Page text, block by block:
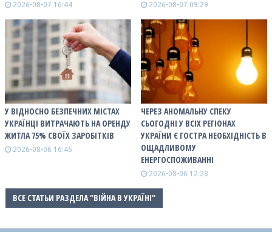
2026-08-07 16:44 2026-08-07 09:29
У ВІДНОСНО БЕЗПЕЧНИХ МІСТАХ
УКРАЇНЦІ ВИТРАЧАЮТЬ НА ОРЕНДУ
ЖИТЛА 75% СВОЇХ ЗАРОБІТКІВ
2026-08-06 16:45
ЧЕРЕЗ АНОМАЛЬНУ СПЕКУ
СЬОГОДНІ У ВСІХ РЕГІОНАХ
УКРАЇНИ Є ГОСТРА НЕОБХІДНІСТЬ В
ОЩАДЛИВОМУ
ЕНЕРГОСПОЖИВАННІ
2026-08-06 12:28
ВСЕ СТАТЬИ РАЗДЕЛА "ВІЙНА В УКРАЇНІ"